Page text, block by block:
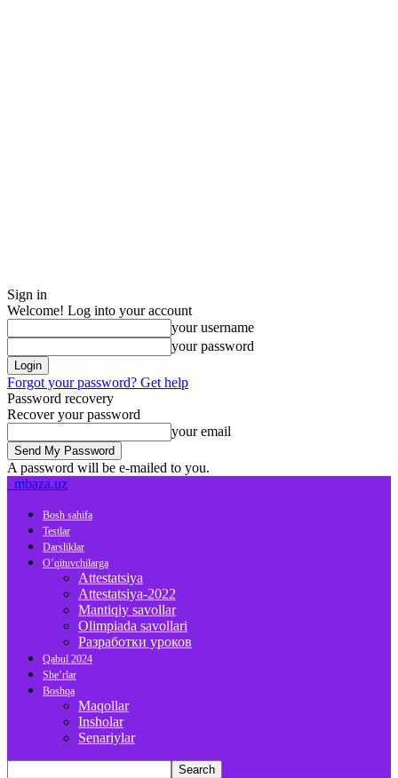
Sign in
Welcome! Log into your account
your username
your password
Forgot your password? Get help
Password recovery
Recover your password
your email
A password will be e-mailed to you.
mbaza.uz
Bosh sahifa
Testlar
Darsliklar
O’qituvchilarga
Attestatsiya
Attestatsiya-2022
Mantiqiy savollar
Olimpiada savollari
Разработки уроков
Qabul 2024
She’rlar
Boshqa
Maqollar
Insholar
Senariylar